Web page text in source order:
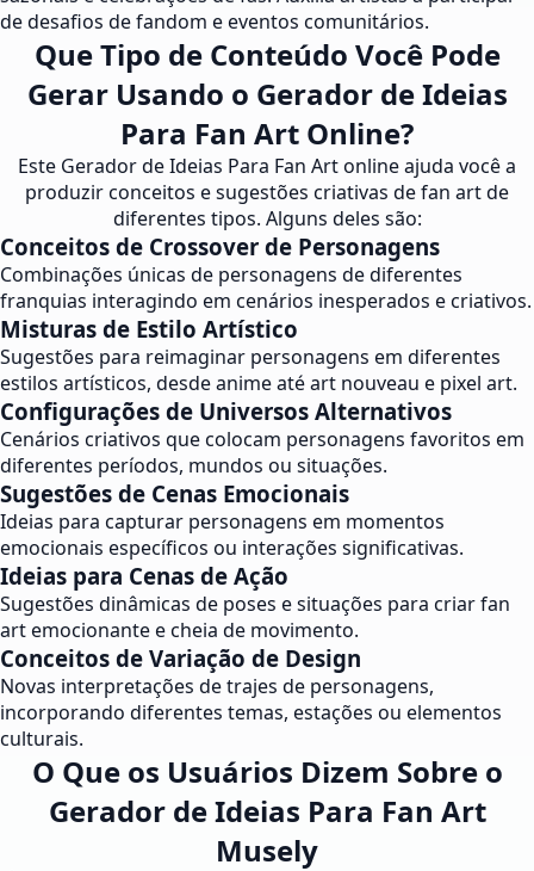
de desafios de fandom e eventos comunitários.
Que Tipo de Conteúdo Você Pode
Gerar Usando o Gerador de Ideias
Para Fan Art Online?
Este Gerador de Ideias Para Fan Art online ajuda você a
produzir conceitos e sugestões criativas de fan art de
diferentes tipos. Alguns deles são:
Conceitos de Crossover de Personagens
Combinações únicas de personagens de diferentes
franquias interagindo em cenários inesperados e criativos.
Misturas de Estilo Artístico
Sugestões para reimaginar personagens em diferentes
estilos artísticos, desde anime até art nouveau e pixel art.
Configurações de Universos Alternativos
Cenários criativos que colocam personagens favoritos em
diferentes períodos, mundos ou situações.
Sugestões de Cenas Emocionais
Ideias para capturar personagens em momentos
emocionais específicos ou interações significativas.
Ideias para Cenas de Ação
Sugestões dinâmicas de poses e situações para criar fan
art emocionante e cheia de movimento.
Conceitos de Variação de Design
Novas interpretações de trajes de personagens,
incorporando diferentes temas, estações ou elementos
culturais.
O Que os Usuários Dizem Sobre o
Gerador de Ideias Para Fan Art
Musely